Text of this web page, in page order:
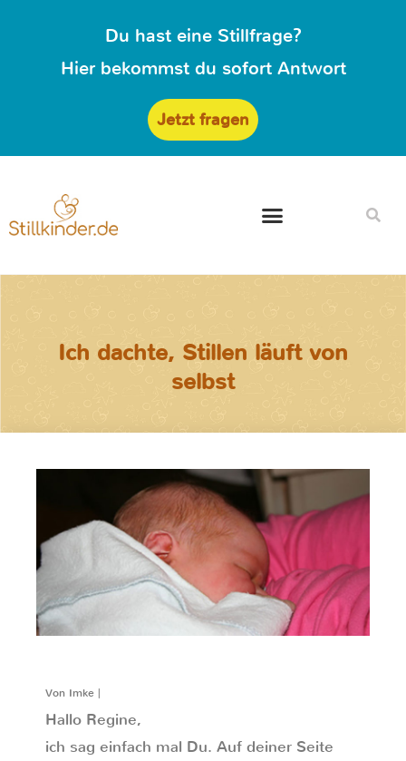
Du hast eine Stillfrage?
Hier bekommst du sofort Antwort
Jetzt fragen
Ich dachte, Stillen läuft von
selbst
Von Imke |
Hallo Regine,
ich sag einfach mal Du. Auf deiner Seite